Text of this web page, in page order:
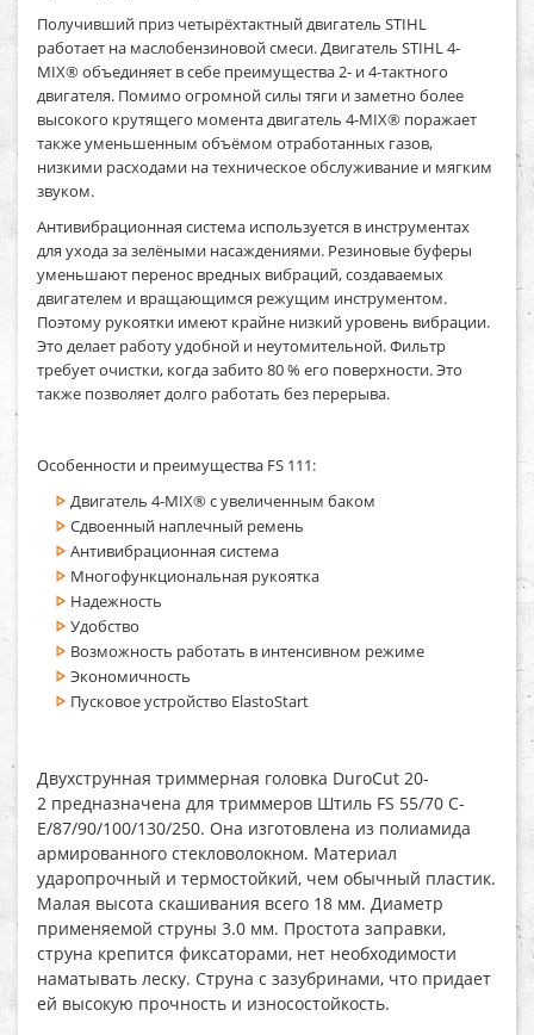
Получивший приз четырёхтактный двигатель STIHL
работает на маслобензиновой смеси. Двигатель STIHL 4-
MIX® объединяет в себе преимущества 2- и 4-тактного
двигателя. Помимо огромной силы тяги и заметно более
высокого крутящего момента двигатель 4-MIX® поражает
также уменьшенным объёмом отработанных газов,
низкими расходами на техническое обслуживание и мягким
звуком.
Антивибрационная система используется в инструментах
для ухода за зелёными насаждениями. Резиновые буферы
уменьшают перенос вредных вибраций, создаваемых
двигателем и вращающимся режущим инструментом.
Поэтому рукоятки имеют крайне низкий уровень вибрации.
Это делает работу удобной и неутомительной. Фильтр
требует очистки, когда забито 80 % его поверхности. Это
также позволяет долго работать без перерыва.
Особенности и преимущества FS 111:
Двигатель 4-MIX® с увеличенным баком
Сдвоенный наплечный ремень
Антивибрационная система
Многофункциональная рукоятка
Надежность
Удобство
Возможность работать в интенсивном режиме
Экономичность
Пусковое устройство ElastoStart
Двухструнная триммерная головка DuroCut 20-
2 предназначена для триммеров Штиль FS 55/70 C-
E/87/90/100/130/250. Она изготовлена из полиамида
армированного стекловолокном. Материал
ударопрочный и термостойкий, чем обычный пластик.
Малая высота скашивания всего 18 мм. Диаметр
применяемой струны 3.0 мм. Простота заправки,
струна крепится фиксаторами, нет необходимости
наматывать леску. Струна с зазубринами, что придает
ей высокую прочность и износостойкость.